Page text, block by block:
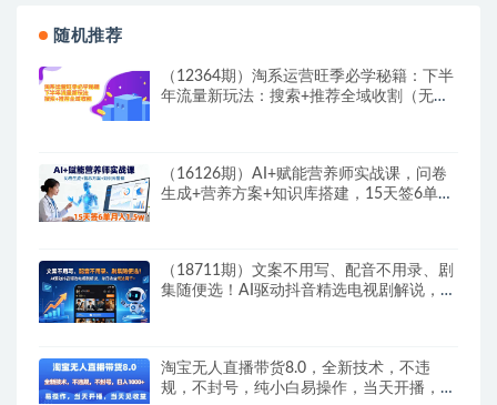
随机推荐
（12364期）淘系运营旺季必学秘籍：下半
年流量新玩法：搜索+推荐全域收割（无水
（16126期）AI+赋能营养师实战课，问卷
生成+营养方案+知识库搭建，15天签6单月
（18711期）文案不用写、配音不用录、剧
集随便选！AI驱动抖音精选电视剧解说，单
淘宝无人直播带货8.0，全新技术，不违
规，不封号，纯小白易操作，当天开播，当